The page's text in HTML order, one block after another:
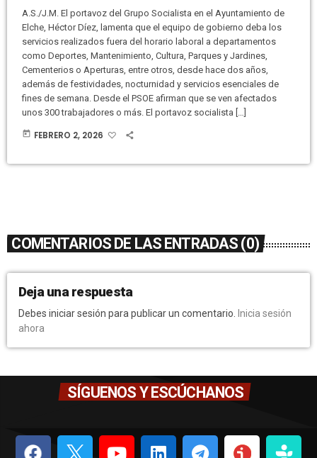
A.S./J.M. El portavoz del Grupo Socialista en el Ayuntamiento de
Elche, Héctor Díez, lamenta que el equipo de gobierno deba los
servicios realizados fuera del horario laboral a departamentos
como Deportes, Mantenimiento, Cultura, Parques y Jardines,
Cementerios o Aperturas, entre otros, desde hace dos años,
además de festividades, nocturnidad y servicios esenciales de
fines de semana. Desde el PSOE afirman que se ven afectados
unos 300 trabajadores o más. El portavoz socialista […]
today FEBRERO 2, 2026
COMENTARIOS DE LAS ENTRADAS (0)
Deja una respuesta
Debes iniciar sesión para publicar un comentario. Inicia sesión
ahora
SÍGUENOS Y ESCÚCHANOS